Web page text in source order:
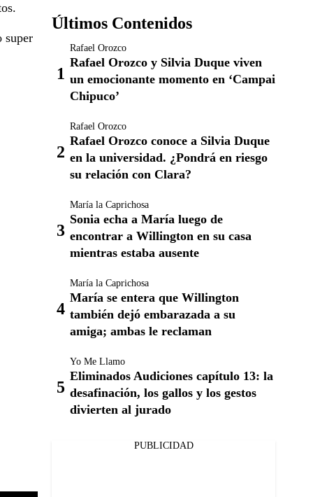
super
Últimos Contenidos
Rafael Orozco
Rafael Orozco y Silvia Duque viven
un emocionante momento en ‘Campai
Chipuco’
Rafael Orozco
Rafael Orozco conoce a Silvia Duque
en la universidad. ¿Pondrá en riesgo
su relación con Clara?
María la Caprichosa
Sonia echa a María luego de
encontrar a Willington en su casa
mientras estaba ausente
María la Caprichosa
María se entera que Willington
también dejó embarazada a su
amiga; ambas le reclaman
Yo Me Llamo
Eliminados Audiciones capítulo 13: la
desafinación, los gallos y los gestos
divierten al jurado
PUBLICIDAD